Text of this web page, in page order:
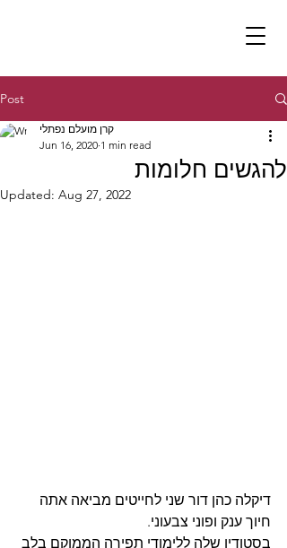
Post
להגשים חלומות
קרן מועלם נפתלי
Jun 16, 2020 1 min read
Updated: Aug 27, 2022
דיקלה כהן דור שני לחייטים מביאה אתה
חיוך ענק ופוני צבעוני.
בסטודיו שלה ללימודי תפירה הממוקם בלב